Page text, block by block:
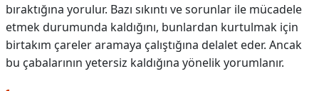
bıraktığına yorulur. Bazı sıkıntı ve sorunlar ile mücadele
etmek durumunda kaldığını, bunlardan kurtulmak için
birtakım çareler aramaya çalıştığına delalet eder. Ancak
bu çabalarının yetersiz kaldığına yönelik yorumlanır.